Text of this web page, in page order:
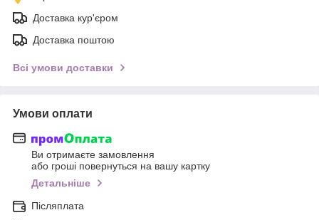
Доставка кур'єром
Доставка поштою
Всі умови доставки
Умови оплати
Ви отримаєте замовлення
або гроші повернуться на вашу картку
Детальніше
Післяплата